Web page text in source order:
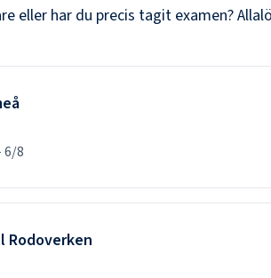
eller har du precis tagit examen?
6/8
Rodoverken